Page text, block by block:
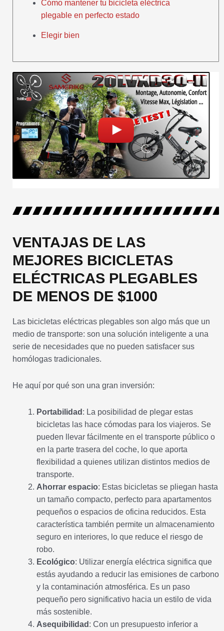
Cómo mantener tu bicicleta eléctrica
plegable en perfecto estado
Elegir bien
VENTAJAS DE LAS
MEJORES BICICLETAS
ELÉCTRICAS PLEGABLES
DE MENOS DE $1000
Las bicicletas eléctricas plegables son algo más que un
medio de transporte: son una solución inteligente a una
serie de necesidades que no pueden satisfacer sus
homólogas tradicionales.
He aquí por qué son una gran inversión:
Portabilidad : La posibilidad de plegar estas
bicicletas las hace cómodas para los viajeros. Se
pueden llevar fácilmente en el transporte público o
en la parte trasera del coche, lo que aporta
flexibilidad a quienes utilizan distintos medios de
transporte.
Ahorrar espacio: Estas bicicletas se pliegan hasta
un tamaño compacto, perfecto para apartamentos
pequeños o espacios de oficina reducidos. Esta
característica también permite un almacenamiento
seguro en interiores, lo que reduce el riesgo de
robo.
Ecológico: Utilizar energía eléctrica significa que
estás ayudando a reducir las emisiones de carbono
y la contaminación atmosférica. Es un paso
pequeño pero significativo hacia un estilo de vida
más sostenible.
Asequibilidad : Con un presupuesto inferior a